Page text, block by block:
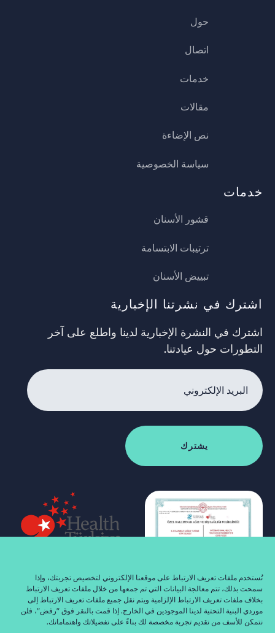
حول
اتصال
خدمات
مقالات
نص الإضاءة
سياسة الخصوصية
خدمات
قشور الأسنان
ترتيبات الابتسامة
تبييض الأسنان
اشترك في نشرتنا الإخبارية
اشترك في النشرة الإخبارية لدينا واطلع على آخر
التطورات حول عيادتنا.
تُستخدم ملفات تعريف الارتباط على موقعنا الإلكتروني لتخصيص تجربتك، وإذا
سمحت بذلك، تتم معالجة البيانات التي تم جمعها من خلال ملفات تعريف الارتباط
بخلاف ملفات تعريف الارتباط الإلزامية ويتم نقل جميع ملفات تعريف الارتباط إلى
موردي البنية التحتية لدينا الموجودين في الخارج. إذا قمت بالنقر فوق "رفض"، فلن
نتمكن للأسف من تقديم تجربة مخصصة لك بناءً على تفضيلاتك واهتماماتك.